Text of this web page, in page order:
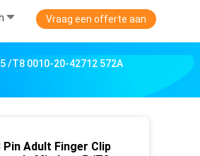
Vraag een offerte aan
/T8 0010-20-42712 572A
Pin Adult Finger Clip